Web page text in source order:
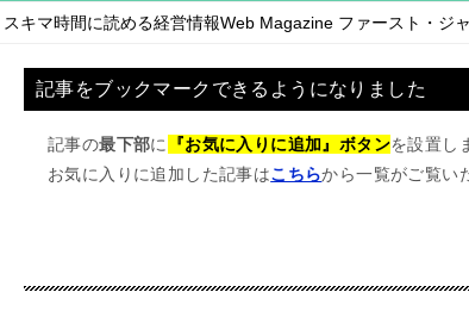
スキマ時間に読める経営情報Web Magazine ファースト・ジ
記事をブックマークできるようになりました
記事の最下部に 『お気に入りに追加』ボタンを設置し
お気に入りに追加した記事はこちらから一覧がご覧い